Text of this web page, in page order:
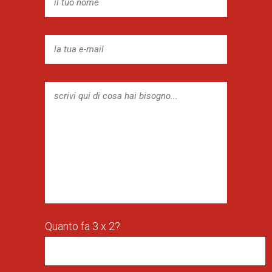
Quanto fa 3 x 2?